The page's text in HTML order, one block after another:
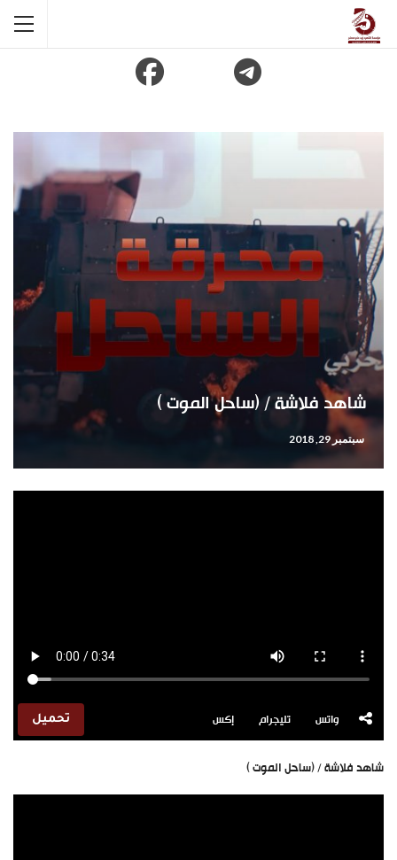
شاهد فلاشة / (ساحل الموت )
سبتمبر 29, 2018
واتس تليجرام إكس تحميل
شاهد فلاشة / (ساحل الموت )